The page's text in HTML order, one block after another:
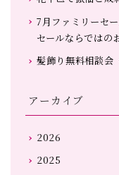
7月ファミリーセ
セールならではの
髪飾り無料相談会
アーカイブ
2026
2025